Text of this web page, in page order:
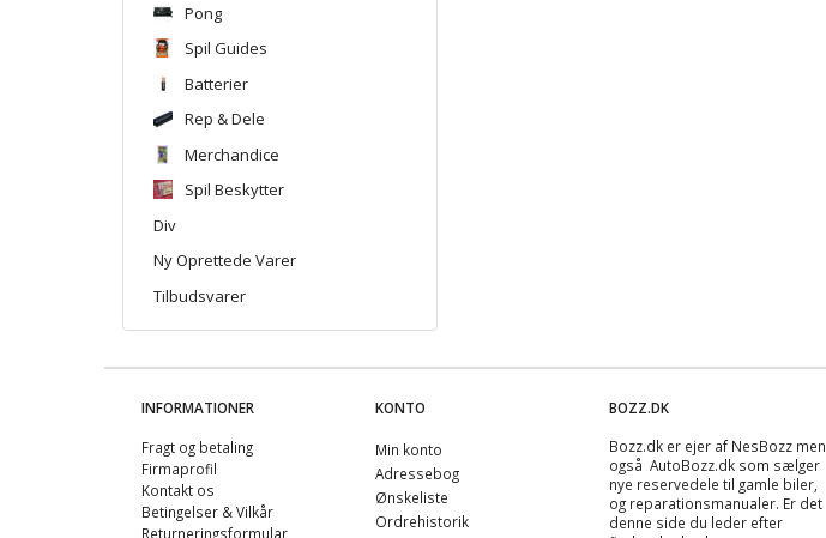
Pong
Spil Guides
Batterier
Rep & Dele
Merchandice
Spil Beskytter
Div
Ny Oprettede Varer
Tilbudsvarer
INFORMATIONER
Fragt og betaling
Firmaprofil
Kontakt os
Betingelser & Vilkår
Returneringsformular
KONTO
Min konto
Adressebog
Ønskeliste
Ordrehistorik
BOZZ.DK
Bozz.dk er ejer af NesBozz men
også AutoBozz.dk som sælger
nye reservedele til gamle biler,
og reparationsmanualer. Er det
denne side du leder efter